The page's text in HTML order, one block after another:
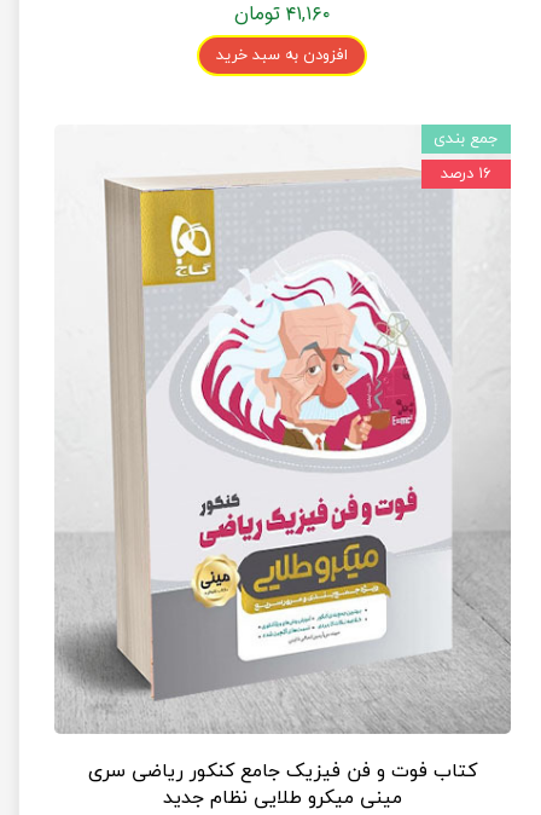
۴۱,۱۶۰ تومان
افزودن به سبد خرید
کتاب فوت و فن فیزیک جامع کنکور ریاضی سری
مینی میکرو طلایی نظام جدید
جمع بندی
۱۶ درصد